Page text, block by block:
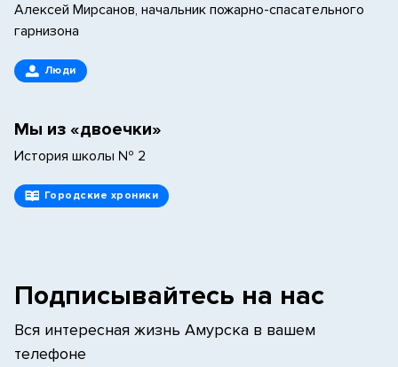
Алексей Мирсанов, начальник пожарно-спасательного
гарнизона
Люди
Мы из «двоечки»
История школы № 2
Городские хроники
Подписывайтесь на нас
Вся интересная жизнь Амурска в вашем
телефоне